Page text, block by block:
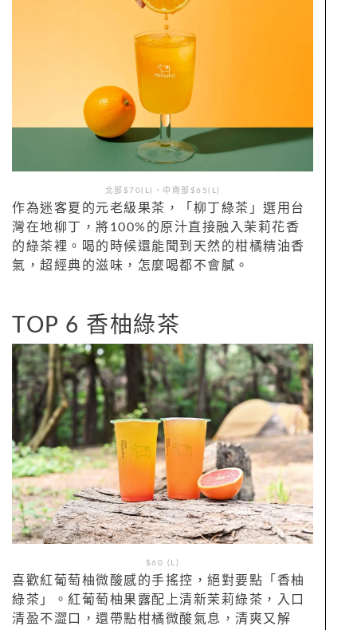
北部$70(L)、中南部$65(L)
作為迷客夏的元老級果茶，「柳丁綠茶」選用台
灣在地柳丁，將100%的原汁直接融入茉莉花香
的綠茶裡。喝的時候還能聞到天然的柑橘精油香
氣，超經典的滋味，怎麼喝都不會膩。
TOP 6 香柚綠茶
$60 (L)
喜歡紅葡萄柚微酸感的手搖控，絕對要點「香柚
綠茶」。紅葡萄柚果露配上清新茉莉綠茶，入口
清盈不澀口，還帶點柑橘微酸氣息，清爽又解